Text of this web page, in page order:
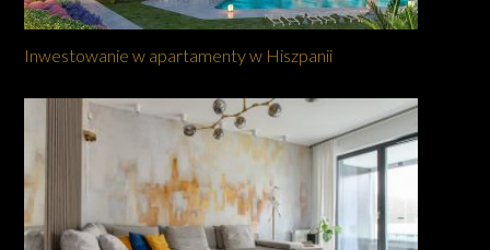
Inwestowanie w apartamenty w Hiszpanii